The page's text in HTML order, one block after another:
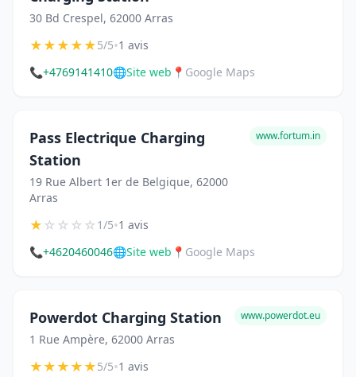
30 Bd Crespel, 62000 Arras
★★★★★5/5•1 avis
📞+4769141410🌐Site web 📍 Google Maps
Pass Electrique Charging
Station
19 Rue Albert 1er de Belgique, 62000
Arras
www.fortum.in
★☆☆☆☆1/5•1 avis
📞+4620460046🌐Site web 📍 Google Maps
Powerdot Charging Station
1 Rue Ampère, 62000 Arras
www.powerdot.eu
★★★★★5/5•1 avis